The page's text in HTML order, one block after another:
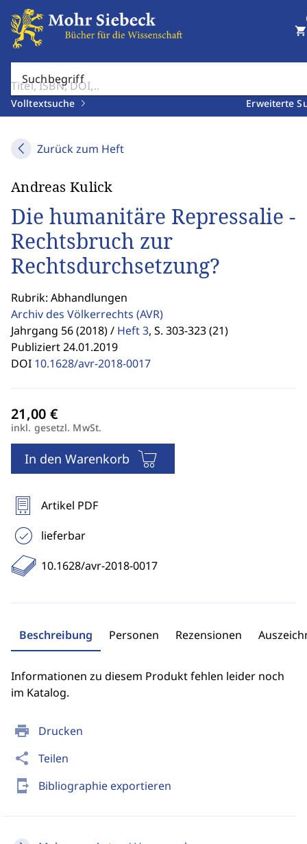
Suchbegriff
Volltextsuche Erweiterte
shopping_cart
Zurück zum Heft
print Drucken
share Teilen
send_to_mobile Bibliographie exportieren
Andreas Kulick
Die humanitäre Repressalie -
Rechtsbruch zur
Rechtsdurchsetzung?
Rubrik: Abhandlungen
Archiv des Völkerrechts (AVR)
Jahrgang 56 (2018) / Heft 3, S. 303-323 (21)
Publiziert 24.01.2019
DOI 10.1628/avr-2018-0017
inkl. gesetzl. MwSt.
In den Warenkorb
Artikel PDF
lieferbar
10.1628/avr-2018-0017
Beschreibung Personen Rezensionen
Informationen zu diesem Produkt fehlen leider noch
im Katalog.